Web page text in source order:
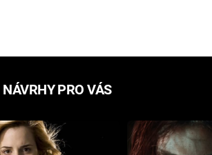
NÁVRHY PRO VÁS